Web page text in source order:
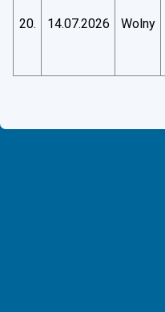
20. 14.07.2026 Wolny